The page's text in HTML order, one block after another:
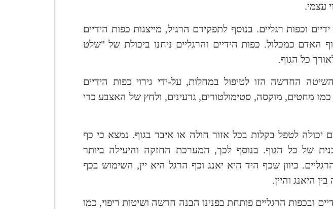
עצמי.
וכפות רגליים. בנוסף לתפקידם הרגיל, מייצגות כפות הידיים
האדם כמכלול. כפות הידיים והרגליים ניחנו ביכולת של "שלט
כל הגוף.
החדשה הזו לטיפול במחלות, על-ידי גירוי כפות הידיים
כמו מחטים, מוקסה, סטימולטורים, גרעינים, ולחץ של האצבע כדי
יכולה לטפל בקלות בכל אזור חולה או איבר בגוף. נמצא כי כף
של כל הגוף. בנוסף לכך, המערכת החזקה והיעילה ביותר
כיוון שכף היד היא יאנג וכף הרגל היא יין, השימוש בכף
היאנג והיין.
ובכפות הרגליים פותחת בפנינו הבנה חדשה ושיטות ריפוי, כמו